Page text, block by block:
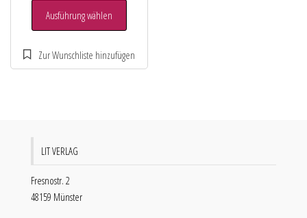
Ausführung wählen
LIT VERLAG
Fresnostr. 2
48159 Münster